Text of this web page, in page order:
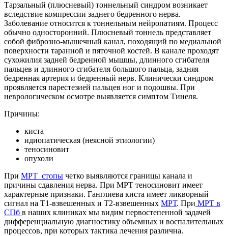
Тарзальный (плюсневый) тоннельный синдром возникает
вследствие компрессии заднего бедренного нерва.
Заболевание относится к тоннельным нейропатиям. Процесс
обычно односторонний. Плюсневый тоннель представляет
собой фиброзно-мышечный канал, походящий по медиальной
поверхности таранной и пяточной костей. В канале проходят
сухожилия задней бедренной мышцы, длинного сгибателя
пальцев и длинного сгибателя большого пальца, задняя
бедренная артерия и бедренный нерв. Клинически синдром
проявляется парестезией пальцев ног и подошвы. При
неврологическом осмотре выявляется симптом Тинеля.
Причины:
киста
идиопатическая (неясной этиологии)
теносиновит
опухоли
При МРТ стопы четко выявляются границы канала и
причины сдавления нерва. При МРТ теносиновит имеет
характерные признаки. Ганглиева киста имеет ликворный
сигнал на Т1-взвешенных и Т2-взвешенных МРТ. При МРТ в
СПб в наших клиниках мы видим первостепенной задачей
дифференциальную диагностику объемных и воспалительных
процессов, при которых тактика лечения различна.